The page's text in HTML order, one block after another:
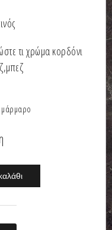
τι χρώμα κορδόνι